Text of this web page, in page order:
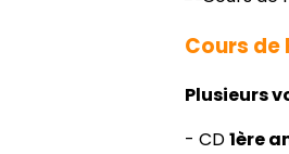
Cours de
Plusieurs
- CD1ère